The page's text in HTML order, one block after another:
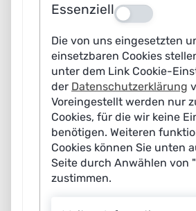
einem Wettbewerbsvorteil werden.
Leistungsstarke KI-Methoden
Maschinelles Lernen gilt vielen
Experten als der Schlüssel zur
Meilensteine der KI-Entwicklung
Computerprogramm AlphaGo
Übersetzungs- und
darauf. Der Mensch programmiert
allerdings keine fertigen Lösungen,
Essenziell Aus
Die von uns eingesetzten
einsetzbaren Cookies
unter dem Link Cookie-
der Datenschutzerklärung
Voreingestellt werden nur
Cookies, für die wir keine
benötigen. Weiteren
Cookies können Sie unten
Seite durch Anwählen von
zustimmen.